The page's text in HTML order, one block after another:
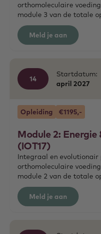
orthomoleculaire
module 3 van de totale
Orthomoleculair
Meld je aan
14
Startdatum:
april 2027
Opleiding €1195,-
Module 2:
(IOT17)
Integraal en
orthomoleculaire
module 2 van de totale
Orthomoleculair
Meld je aan